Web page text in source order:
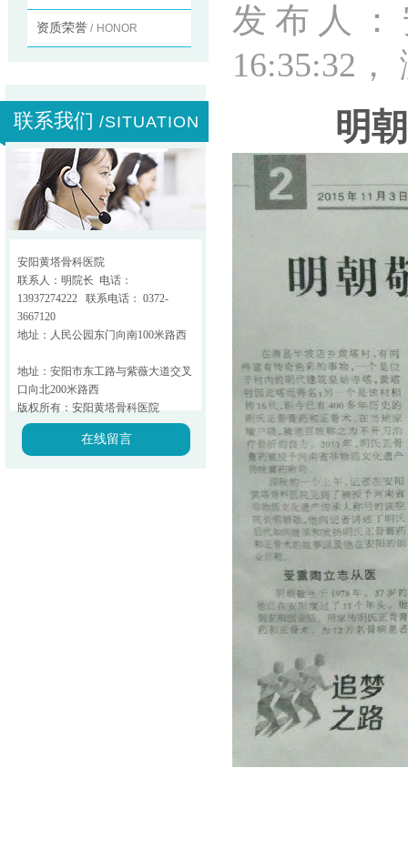
资质荣誉 / HONOR
联系我们 /SITUATION
安阳黄塔骨科医院
联系人：明院长 电话：
13937274222 联系电话： 0372-
3667120
地址：人民公园东门向南100米路西
地址：安阳市东工路与紫薇大道交叉
口向北200米路西
版权所有：安阳黄塔骨科医院
在线留言
发布人：
16:35:32，
明